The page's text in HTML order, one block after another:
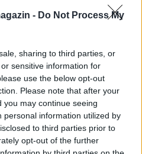
- Do Not Process My
sharing to third parties, or
sensitive information for
use the below opt-out
Please note that after your
may continue seeing
personal information utilized by
to third parties prior to
opt-out of the further
komplexumának
igényüket is
együttműködést
hozzáértést
is kielégíti.
is kívánatos az
azok a vásárlók, akik
szolgáltatásra, nem
folyamatosan